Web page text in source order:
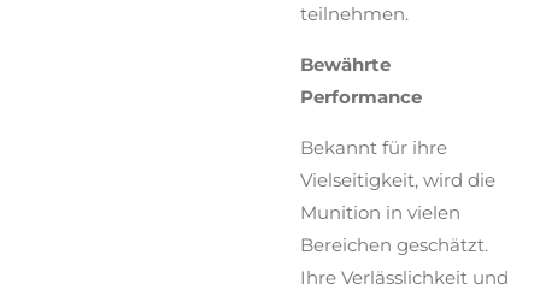
teilnehmen.
Bewährte
Performance
Bekannt für ihre
Vielseitigkeit, wird die
Munition in vielen
Bereichen geschätzt.
Ihre Verlässlichkeit und